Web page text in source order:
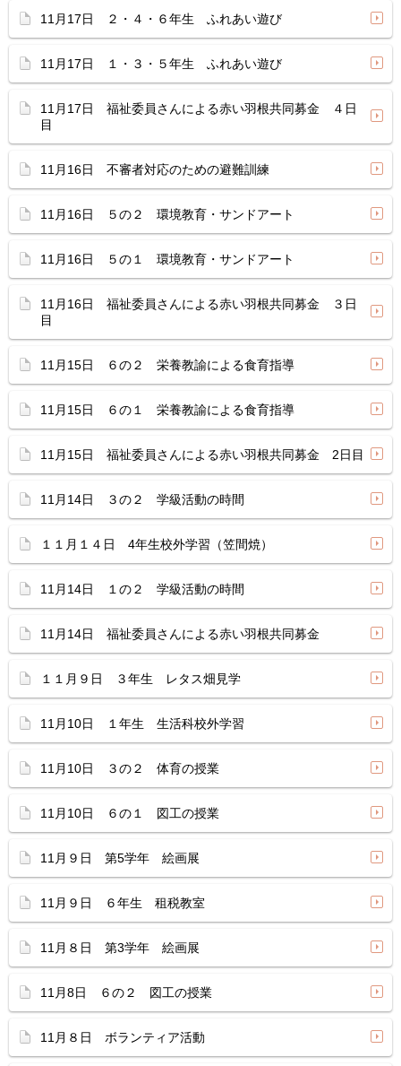
11月17日 ２・４・６年生 ふれあい遊び
11月17日 １・３・５年生 ふれあい遊び
11月17日 福祉委員さんによる赤い羽根共同募金 ４日
目
11月16日 不審者対応のための避難訓練
11月16日 ５の２ 環境教育・サンドアート
11月16日 ５の１ 環境教育・サンドアート
11月16日 福祉委員さんによる赤い羽根共同募金 ３日
目
11月15日 ６の２ 栄養教諭による食育指導
11月15日 ６の１ 栄養教諭による食育指導
11月15日 福祉委員さんによる赤い羽根共同募金 2日目
11月14日 ３の２ 学級活動の時間
１１月１４日 4年生校外学習（笠間焼）
11月14日 １の２ 学級活動の時間
11月14日 福祉委員さんによる赤い羽根共同募金
１１月９日 ３年生 レタス畑見学
11月10日 １年生 生活科校外学習
11月10日 ３の２ 体育の授業
11月10日 ６の１ 図工の授業
11月９日 第5学年 絵画展
11月９日 ６年生 租税教室
11月８日 第3学年 絵画展
11月8日 ６の２ 図工の授業
11月８日 ボランティア活動